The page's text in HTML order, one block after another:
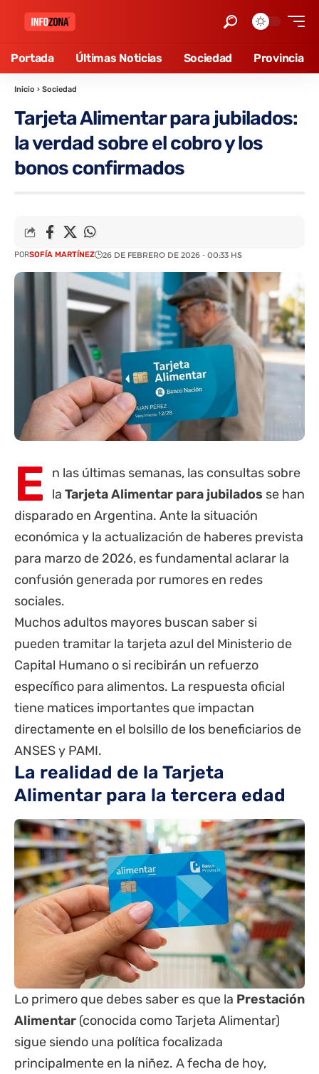
Portada Últimas Noticias Sociedad Provincia
Inicio › Sociedad
Tarjeta Alimentar para jubilados:
la verdad sobre el cobro y los
bonos confirmados
PORSOFÍA MARTÍNEZ 26 DE FEBRERO DE 2026 - 00:33 HS
E
n las últimas semanas, las consultas sobre
la Tarjeta Alimentar para jubilados se han
disparado en Argentina. Ante la situación
económica y la actualización de haberes prevista
para marzo de 2026, es fundamental aclarar la
confusión generada por rumores en redes
sociales.
Muchos adultos mayores buscan saber si
pueden tramitar la tarjeta azul del Ministerio de
Capital Humano o si recibirán un refuerzo
específico para alimentos. La respuesta oficial
tiene matices importantes que impactan
directamente en el bolsillo de los beneficiarios de
ANSESy PAMI.
La realidad de la Tarjeta
Alimentar para la tercera edad
Lo primero que debes saber es que la Prestación
Alimentar (conocida como Tarjeta Alimentar)
sigue siendo una política focalizada
principalmente en la niñez. A fecha de hoy,